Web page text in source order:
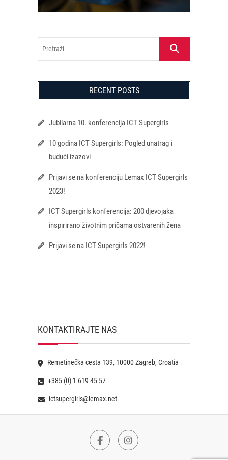
Pretraži
RECENT POSTS
Jubilarna 10. konferencija ICT Supergirls
10 godina ICT Supergirls: Pogled unatrag i
budući izazovi
Prijavi se na konferenciju Lemax ICT Supergirls
2023!
ICT Supergirls konferencija: 200 djevojaka
inspirirano životnim pričama ostvarenih žena
Prijavi se na ICT Supergirls 2022!
KONTAKTIRAJTE NAS
Remetinečka cesta 139, 10000 Zagreb, Croatia
+385 (0) 1 619 45 57
ictsupergirls@lemax.net
FacebookInstagram